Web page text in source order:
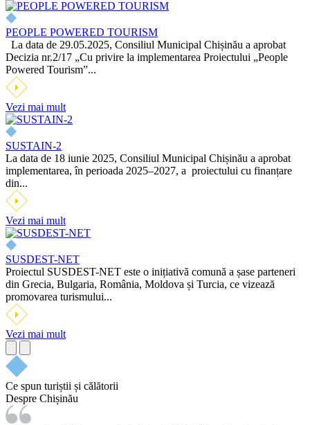
PEOPLE POWERED TOURISM
La data de 29.05.2025, Consiliul Municipal Chișinău a aprobat
Decizia nr.2/17 „Cu privire la implementarea Proiectului „People
Powered Tourism”...
Vezi mai mult
SUSTAIN‑2
La data de 18 iunie 2025, Consiliul Municipal Chișinău a aprobat
implementarea, în perioada 2025–2027, a proiectului cu finanțare
din...
Vezi mai mult
SUSDEST-NET
Proiectul SUSDEST-NET este o inițiativă comună a șase parteneri
din Grecia, Bulgaria, România, Moldova și Turcia, ce vizează
promovarea turismului...
Vezi mai mult
Ce spun turiștii și călătorii
Despre Chișinău